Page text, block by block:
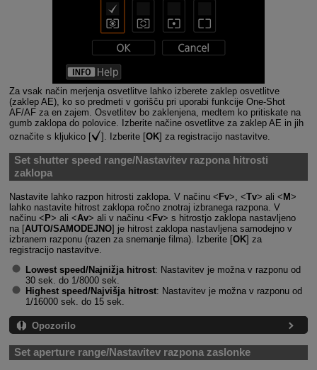
Za vsak način merjenja osvetlitve lahko izberete zaklep osvetlitve
(zaklep AE), ko so predmeti v gorišču pri uporabi funkcije One-Shot
AF/AF za en zajem. Osvetlitev bo zaklenjena, medtem ko pritiskate na
gumb zaklopa do polovice. Izberite načine osvetlitve za zaklep AE in jih
označite s kljukico [
]. Izberite [OK] za registracijo nastavitve.
Set shutter speed range/Nastavitev razpona hitrosti
zaklopa
Nastavite lahko razpon hitrosti zaklopa. V načinu Fv Tv ali
M
lahko nastavite hitrost zaklopa ročno znotraj izbranega razpona. V
načinu
P ali Av ali v načinu Fv
s hitrostjo zaklopa nastavljeno
na [AUTO/SAMODEJNO] je hitrost zaklopa nastavljena samodejno v
izbranem razponu (razen za snemanje filma). Izberite [OK] za
registracijo nastavitve.
Lowest speed/Najnižja hitrost: Nastavitev je možna v razponu od
30 sek. do 1/8000 sek.
Highest speed/Najvišja hitrost: Nastavitev je možna v razponu od
1/16000 sek. do 15 sek.
Opozorilo
Set aperture range/Nastavitev razpona zaslonke